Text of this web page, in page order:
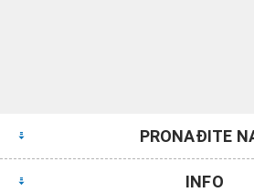
PRONAĐITE
INFO